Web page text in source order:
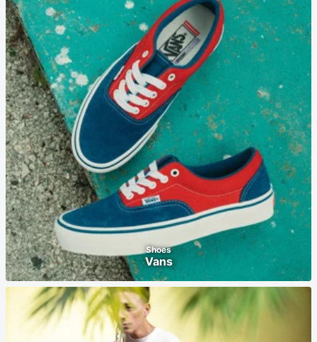
Shoes
Vans